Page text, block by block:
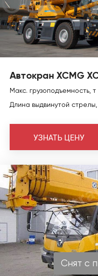
Автокран XCMG
Макс. грузоподъемность, т
Длина выдвинутой стрелы,
УЗНАТЬ ЦЕНУ
Снят с